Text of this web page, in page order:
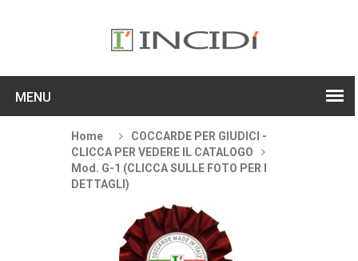
MENU
Home
COCCARDE PER GIUDICI -
CLICCA PER VEDERE IL CATALOGO
Mod. G-1 (CLICCA SULLE FOTO PER I
DETTAGLI)